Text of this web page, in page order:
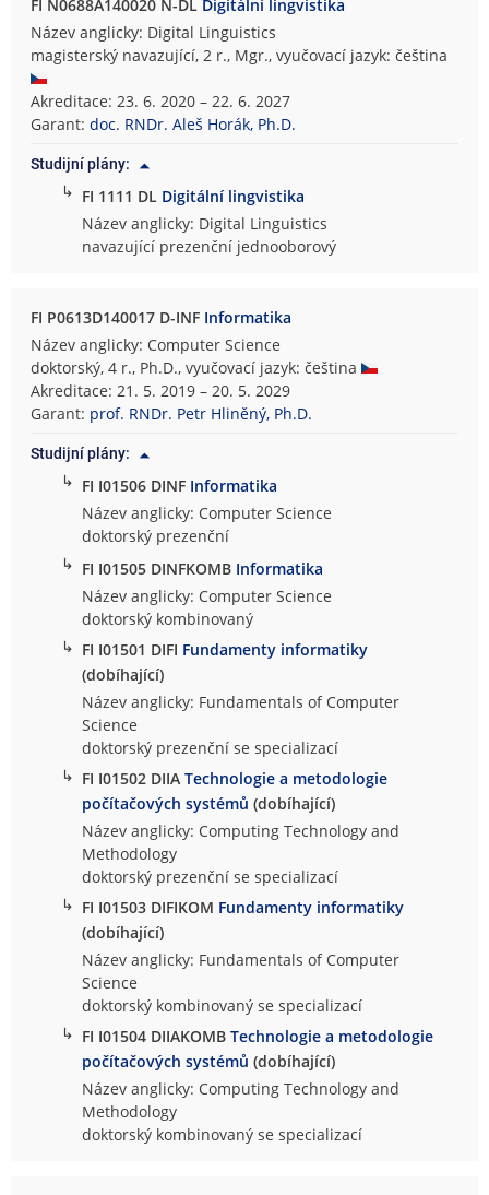
FI N0688A140020 N-DL Digitální lingvistika
Název anglicky: Digital Linguistics
magisterský navazující, 2 r., Mgr., vyučovací jazyk: čeština
Akreditace: 23. 6. 2020 – 22. 6. 2027
Garant:doc. RNDr. Aleš Horák, Ph.D.
Studijní plány:
↳ FI 1111 DL Digitální lingvistika
Název anglicky: Digital Linguistics
navazující prezenční jednooborový
FI P0613D140017 D-INF Informatika
Název anglicky: Computer Science
doktorský, 4 r., Ph.D., vyučovací jazyk: čeština
Akreditace: 21. 5. 2019 – 20. 5. 2029
Garant: prof. RNDr. Petr Hliněný, Ph.D.
Studijní plány:
↳ FI I01506 DINF Informatika
Název anglicky: Computer Science
doktorský prezenční
↳ FI I01505 DINFKOMB Informatika
Název anglicky: Computer Science
doktorský kombinovaný
↳ FI I01501 DIFI Fundamenty informatiky
(dobíhající)
Název anglicky: Fundamentals of Computer
Science
doktorský prezenční se specializací
↳ FI I01502 DIIATechnologie a metodologie
počítačových systémů (dobíhající)
Název anglicky: Computing Technology and
Methodology
doktorský prezenční se specializací
↳ FI I01503 DIFIKOM Fundamenty informatiky
(dobíhající)
Název anglicky: Fundamentals of Computer
Science
doktorský kombinovaný se specializací
↳ FI I01504 DIIAKOMBTechnologie a metodologie
počítačových systémů (dobíhající)
Název anglicky: Computing Technology and
Methodology
doktorský kombinovaný se specializací